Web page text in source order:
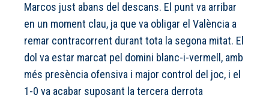
Marcos just abans del descans. El punt va arribar
en un moment clau, ja que va obligar el València a
remar contracorrent durant tota la segona mitat. El
dol va estar marcat pel domini blanc-i-vermell, amb
més presència ofensiva i major control del joc, i el
1-0 va acabar suposant la tercera derrota